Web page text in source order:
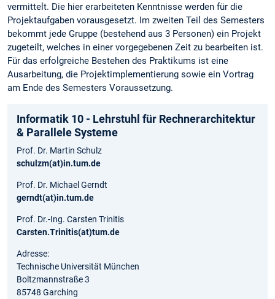
vermittelt. Die hier erarbeiteten Kenntnisse werden für die
Projektaufgaben vorausgesetzt. Im zweiten Teil des Semesters
bekommt jede Gruppe (bestehend aus 3 Personen) ein Projekt
zugeteilt, welches in einer vorgegebenen Zeit zu bearbeiten ist.
Für das erfolgreiche Bestehen des Praktikums ist eine
Ausarbeitung, die Projektimplementierung sowie ein Vortrag
am Ende des Semesters Voraussetzung.
Informatik 10 - Lehrstuhl für Rechnerarchitektur
& Parallele Systeme
Prof. Dr. Martin Schulz
schulzm(at)in.tum.de
Prof. Dr. Michael Gerndt
gerndt(at)in.tum.de
Prof. Dr.-Ing. Carsten Trinitis
Carsten.Trinitis(at)tum.de
Adresse:
Technische Universität München
Boltzmannstraße 3
85748 Garching